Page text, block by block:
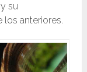
su
los anteriores.